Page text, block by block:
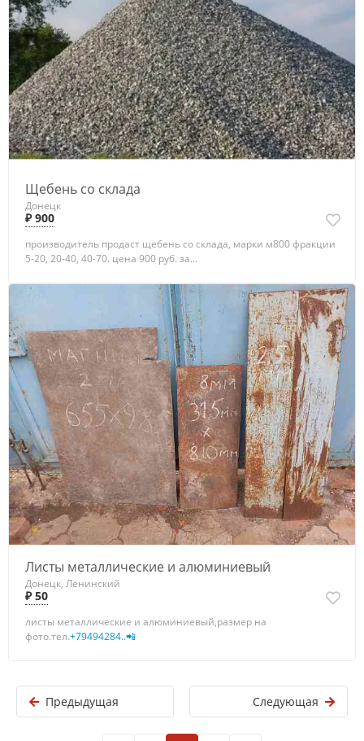
Щебень со склада
Донецк
₽ 900
производитель продаст щебень со склада, марки м800 фракции
5-20, 20-40, 40-70. цена 900 руб. за...
Листы металлические и алюминиевый
Донецк, Ленинский
₽ 50
листы металлические и алюминиевый,размер на
фото.тел.+79494284..📲
Предыдущая Следующая